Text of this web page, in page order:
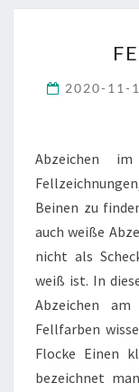
2020-11-
Abzeichen
Beinen zu
auch weiße
nicht als
weiß ist. In
Abzeichen
Fellfarben
Flocke Einen
bezeichnet